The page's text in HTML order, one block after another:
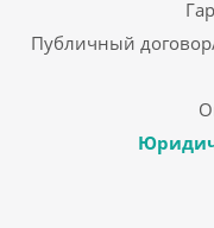
Публичный